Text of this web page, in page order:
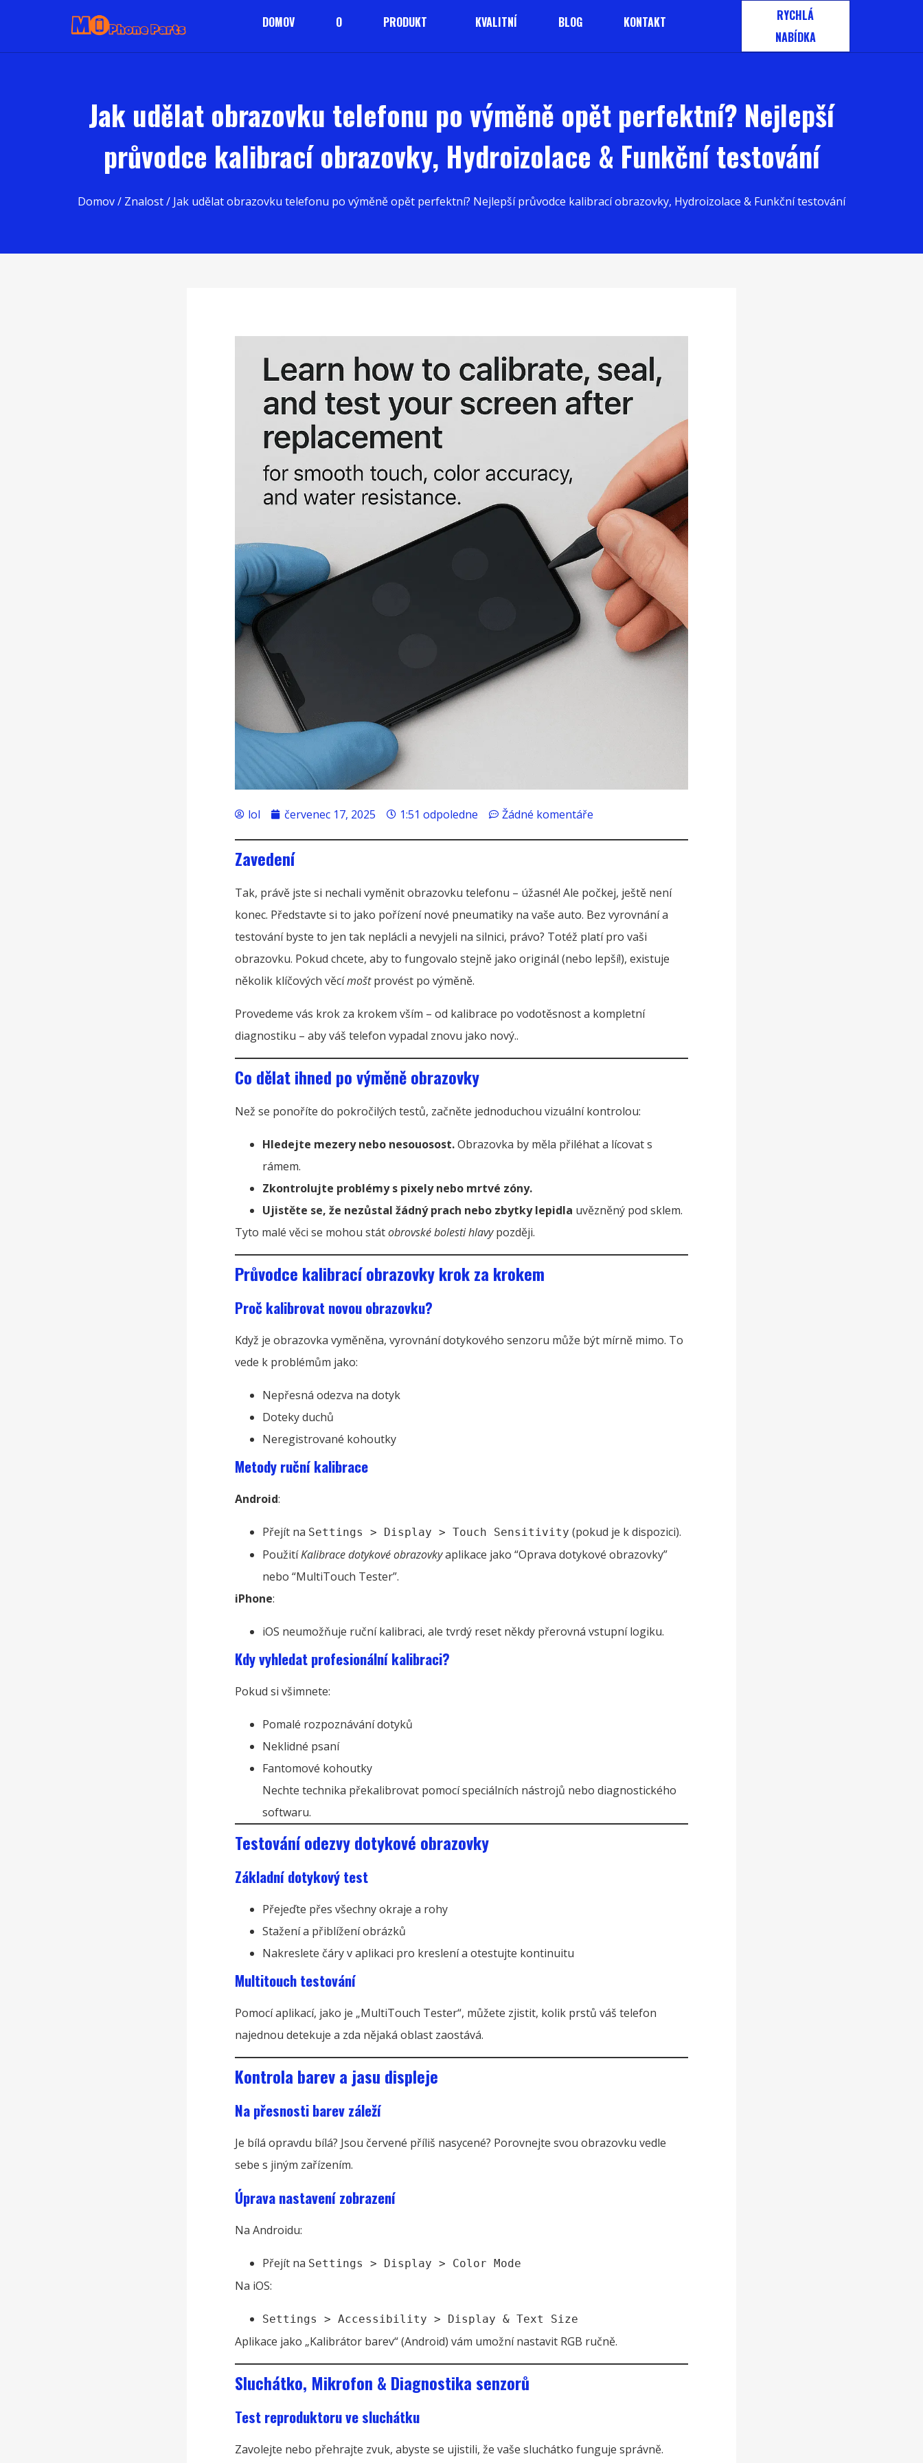
DOMOV O PRODUKT KVALITNÍ BLOG KONTAKT
RYCHLÁ
NABÍDKA
Jak udělat obrazovku telefonu po výměně opět perfektní? Nejlepší
průvodce kalibrací obrazovky, Hydroizolace & Funkční testování
Domov/ Znalost/ Jak udělat obrazovku telefonu po výměně opět perfektní? Nejlepší průvodce kalibrací obrazovky, Hydroizolace & Funkční testování
lol červenec 17, 2025 1:51 odpoledne Žádné komentáře
Zavedení
Tak, právě jste si nechali vyměnit obrazovku telefonu – úžasné! Ale počkej, ještě není
konec. Představte si to jako pořízení nové pneumatiky na vaše auto. Bez vyrovnání a
testování byste to jen tak neplácli a nevyjeli na silnici, právo? Totéž platí pro vaši
obrazovku. Pokud chcete, aby to fungovalo stejně jako originál (nebo lepší!), existuje
několik klíčových věcímoštprovést po výměně.
Provedeme vás krok za krokem vším – od kalibrace po vodotěsnost a kompletní
diagnostiku – aby váš telefon vypadal znovu jako nový..
Co dělat ihned po výměně obrazovky
Než se ponoříte do pokročilých testů, začněte jednoduchou vizuální kontrolou:
Hledejte mezery nebo nesouosost.Obrazovka by měla přiléhat a lícovat s
rámem.
Zkontrolujte problémy s pixely nebo mrtvé zóny.
Ujistěte se, že nezůstal žádný prach nebo zbytky lepidla uvězněný pod sklem.
Tyto malé věci se mohou státobrovské bolesti hlavypozději.
Průvodce kalibrací obrazovky krok za krokem
Proč kalibrovat novou obrazovku?
Když je obrazovka vyměněna, vyrovnání dotykového senzoru může být mírně mimo. To
vede k problémům jako:
Nepřesná odezva na dotyk
Doteky duchů
Neregistrované kohoutky
Metody ruční kalibrace
Android:
Přejít na Settings > Display > Touch Sensitivity (pokud je k dispozici).
PoužitíKalibrace dotykové obrazovkyaplikace jako “Oprava dotykové obrazovky”
nebo “MultiTouch Tester”.
iPhone:
iOS neumožňuje ruční kalibraci, ale tvrdý reset někdy přerovná vstupní logiku.
Kdy vyhledat profesionální kalibraci?
Pokud si všimnete:
Pomalé rozpoznávání dotyků
Neklidné psaní
Fantomové kohoutky
Nechte technika překalibrovat pomocí speciálních nástrojů nebo diagnostického
softwaru.
Testování odezvy dotykové obrazovky
Základní dotykový test
Přejeďte přes všechny okraje a rohy
Stažení a přiblížení obrázků
Nakreslete čáry v aplikaci pro kreslení a otestujte kontinuitu
Multitouch testování
Pomocí aplikací, jako je „MultiTouch Tester“, můžete zjistit, kolik prstů váš telefon
najednou detekuje a zda nějaká oblast zaostává.
Kontrola barev a jasu displeje
Na přesnosti barev záleží
Je bílá opravdu bílá? Jsou červené příliš nasycené? Porovnejte svou obrazovku vedle
sebe s jiným zařízením.
Úprava nastavení zobrazení
Na Androidu:
Přejít na Settings > Display > Color Mode
Na iOS:
Settings > Accessibility > Display & Text Size
Aplikace jako „Kalibrátor barev“ (Android) vám umožní nastavit RGB ručně.
Sluchátko, Mikrofon & Diagnostika senzorů
Test reproduktoru ve sluchátku
Zavolejte nebo přehrajte zvuk, abyste se ujistili, že vaše sluchátko funguje správně.